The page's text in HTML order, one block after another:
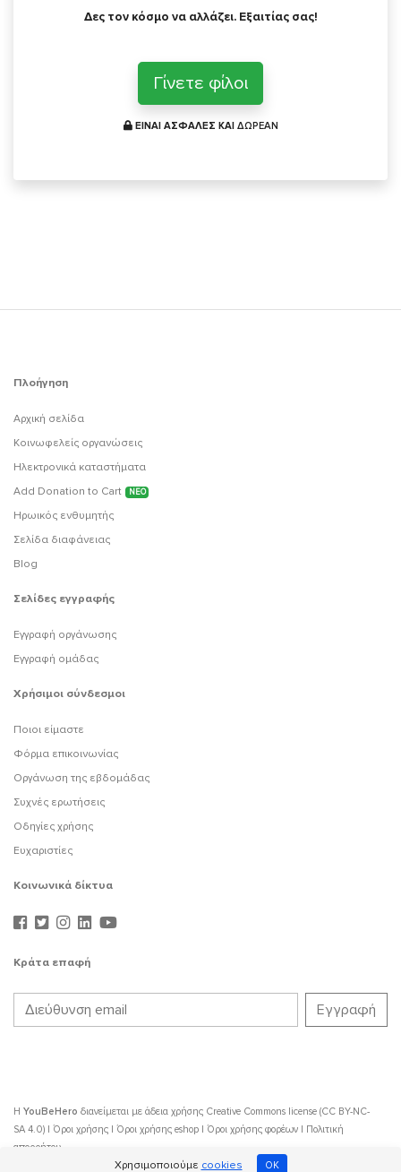
Χρησιμοποιούμε cookies OK
Δες τον κόσμο να αλλάζει. Εξαιτίας σας!
Γίνετε φίλοι
ΕΙΝΑΙ ΑΣΦΑΛΕΣ ΚΑΙ ΔΩΡΕΑΝ
Πλοήγηση
Αρχική σελίδα
Κοινωφελείς οργανώσεις
Ηλεκτρονικά καταστήματα
Add Donation to Cart
ΝΕΟ
Ηρωικός ενθυμητής
Σελίδα διαφάνειας
Blog
Σελίδες εγγραφής
Εγγραφή οργάνωσης
Εγγραφή ομάδας
Χρήσιμοι σύνδεσμοι
Ποιοι είμαστε
Φόρμα επικοινωνίας
Οργάνωση της εβδομάδας
Συχνές ερωτήσεις
Οδηγίες χρήσης
Ευχαριστίες
Κοινωνικά δίκτυα
Κράτα επαφή
Η YouBeHero διανείμεται με άδεια χρήσης Creative Commons license (CC BY-NC-
SA 4.0) | Όροι χρήσης | Όροι χρήσης eshop | Όροι χρήσης φορέων | Πολιτική
απορρήτου